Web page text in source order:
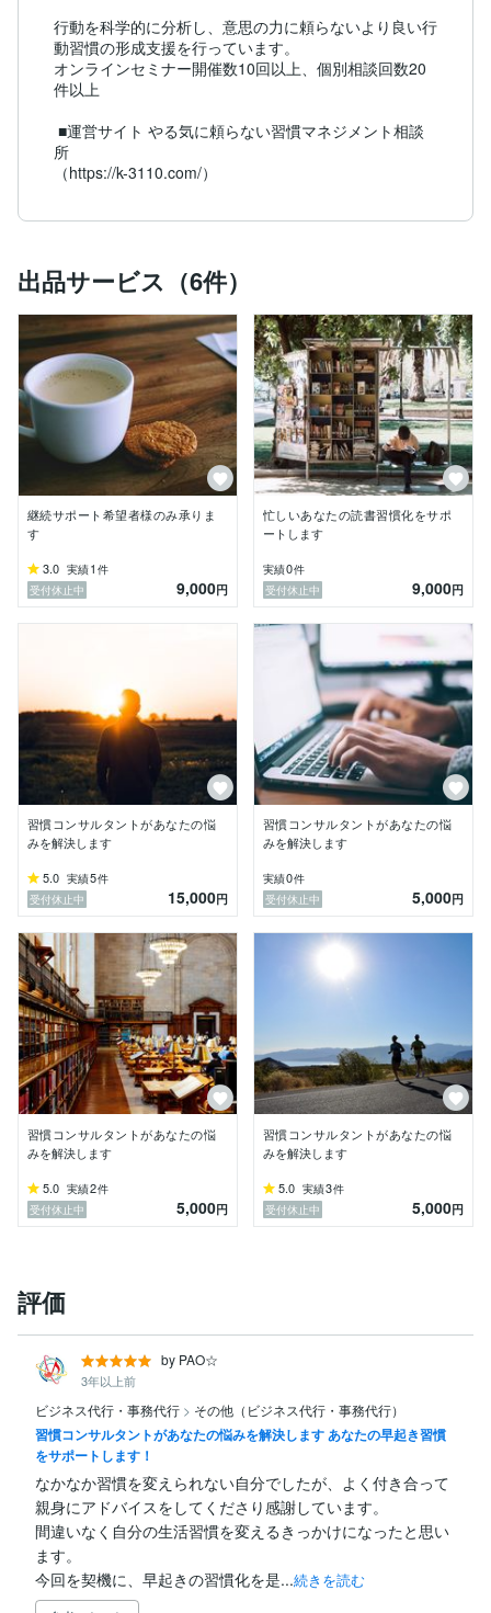
行動を科学的に分析し、意思の力に頼らないより良い行
動習慣の形成支援を行っています。
オンラインセミナー開催数10回以上、個別相談回数20
件以上
所
（https://k-3110.com/）
出品サービス（6件）
継続サポート希望者様のみ承りま
す
3.0 実績1 件
受付休止中
9,000円
忙しいあなたの読書習慣化をサポ
ートします
実績0件
受付休止中
9,000円
習慣コンサルタントがあなたの悩
みを解決します
5.0 実績5件
受付休止中
15,000円
習慣コンサルタントがあなたの悩
みを解決します
実績0件
受付休止中
5,000円
習慣コンサルタントがあなたの悩
みを解決します
5.0 実績2件
受付休止中
5,000円
習慣コンサルタントがあなたの悩
みを解決します
5.0 実績3件
受付休止中
5,000円
評価
by PAO☆
3年以上前
ビジネス代行・事務代行 > その他（ビジネス代行・事務代行）
習慣コンサルタントがあなたの悩みを解決します あなたの早起き習慣
をサポートします！
なかなか習慣を変えられない自分でしたが、よく付き合って
親身にアドバイスをしてくださり感謝しています。
間違いなく自分の生活習慣を変えるきっかけになったと思い
ます。
今回を契機に、早起きの習慣化を是...続きを読む